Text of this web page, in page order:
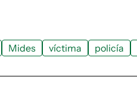
Mides víctima policía